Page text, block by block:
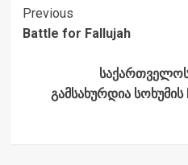
Post
Navigation
Previous
Battle for Fallujah
გამსახურდია